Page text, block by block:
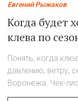
Евгений Рыжаков
Когда будет
клева по
Воронеже 2025
Понять, когда
давлению, ветру,
Воронежа. Чек-
примеры.